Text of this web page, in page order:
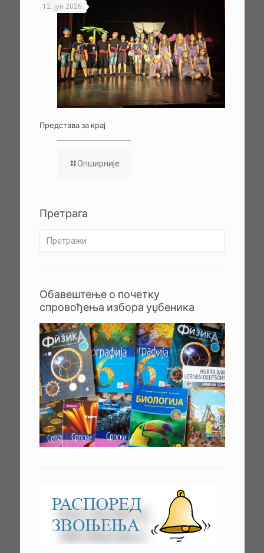
12. јун 2026.
Представа за крај
Опширније
Претрага
Обавештење о почетку
спровођења избора уџбеника